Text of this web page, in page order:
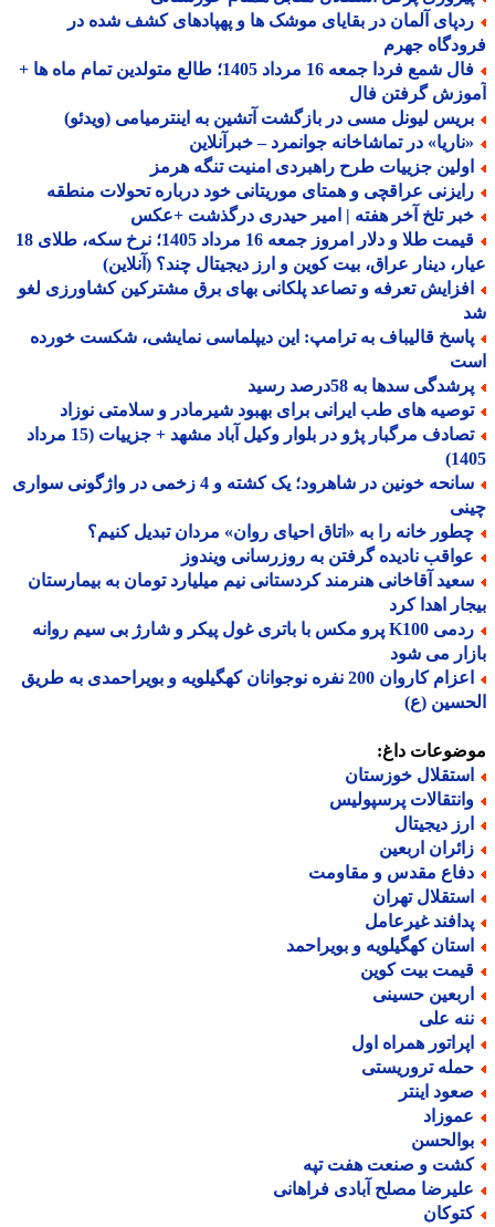
آلمان در بقایای موشک ها و پهپادهای کشف شده در
جهرم
فال شمع فردا جمعه 16 مرداد 1405؛ طالع متولدین تمام ماه ها +
گرفتن فال
لیونل مسی در بازگشت آتشین به اینترمیامی (ویدئو)
در تماشاخانه جوانمرد – خبرآنلاین
جزییات طرح راهبردی امنیت تنگه هرمز
عراقچی و همتای موریتانی خود درباره تحولات منطقه
تلخ آخر هفته | امیر حیدری درگذشت +عکس
قیمت طلا و دلار امروز جمعه 16 مرداد 1405؛ نرخ سکه، طلای 18
دینار عراق، بیت کوین و ارز دیجیتال چند؟ (آنلاین)
تعرفه و تصاعد پلکانی بهای برق مشترکین کشاورزی لغو
قالیباف به ترامپ: این دیپلماسی نمایشی، شکست خورده
سدها به 58درصد رسید
های طب ایرانی برای بهبود شیرمادر و سلامتی نوزاد
تصادف مرگبار پژو در بلوار وکیل آباد مشهد + جزییات (15 مرداد
سانحه خونین در شاهرود؛ یک کشته و 4 زخمی در واژگونی سواری
خانه را به «اتاق احیای روان» مردان تبدیل کنیم؟
نادیده گرفتن به روزرسانی ویندوز
آقاخانی هنرمند کردستانی نیم میلیارد تومان به بیمارستان
اهدا کرد
ردمی K100 پرو مکس با باتری غول پیکر و شارژ بی سیم روانه
می شود
اعزام کاروان 200 نفره نوجوانان کهگیلویه و بویراحمدی به طریق
(ع)
داغ:
خوزستان
پرسپولیس
دیجیتال
اربعین
مقدس و مقاومت
تهران
غیرعامل
کهگیلویه و بویراحمد
بیت کوین
حسینی
علی
همراه اول
تروریستی
اینتر
و صنعت هفت تپه
مصلح آبادی فراهانی